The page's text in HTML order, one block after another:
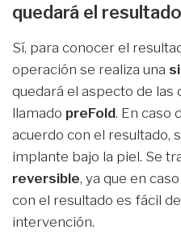
quedará el
Sí, para conocer el
operación se realiza una
quedará el aspecto de las
llamado preFold. En caso
acuerdo con el resultado,
implante bajo la piel. Se
reversible, ya que en
con el resultado es fácil
intervención.